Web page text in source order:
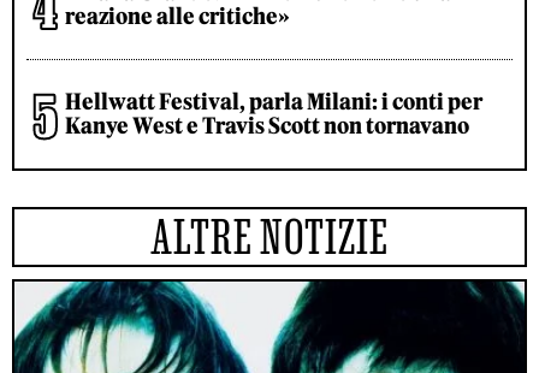
reazione alle critiche»
Hellwatt Festival, parla Milani: i conti per
Kanye West e Travis Scott non tornavano
ALTRE NOTIZIE